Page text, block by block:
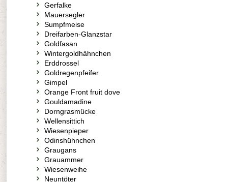
Gerfalke
Mauersegler
Sumpfmeise
Dreifarben-Glanzstar
Goldfasan
Wintergoldhähnchen
Erddrossel
Goldregenpfeifer
Gimpel
Orange Front fruit dove
Gouldamadine
Dorngrasmücke
Wellensittich
Wiesenpieper
Odinshühnchen
Graugans
Grauammer
Wiesenweihe
Neuntöter